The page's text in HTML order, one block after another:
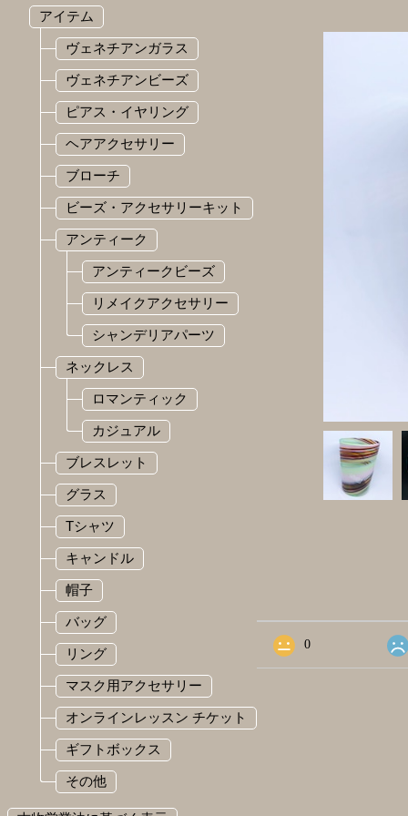
アイテム
ヴェネチアンガラス
ヴェネチアンビーズ
ピアス・イヤリング
ヘアアクセサリー
ブローチ
ビーズ・アクセサリーキット
アンティーク
アンティークビーズ
リメイクアクセサリー
シャンデリアパーツ
ネックレス
ロマンティック
カジュアル
ブレスレット
グラス
Tシャツ
キャンドル
帽子
バッグ
リング
マスク用アクセサリー
オンラインレッスン チケット
ギフトボックス
その他
ショップの評価
すべて 0